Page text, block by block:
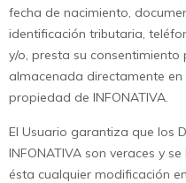
fecha de nacimiento,
identificación tributaria,
y/o, presta su
almacenada directamente en
propiedad de INFONATIVA.
El Usuario garantiza que los
INFONATIVA son veraces y
ésta cualquier modificación